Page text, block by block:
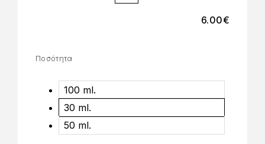
6.00€
Ποσότητα
100 ml.
30 ml.
50 ml.